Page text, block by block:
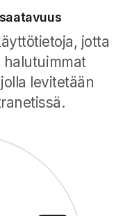
jotta
halutuimmat
levitetään